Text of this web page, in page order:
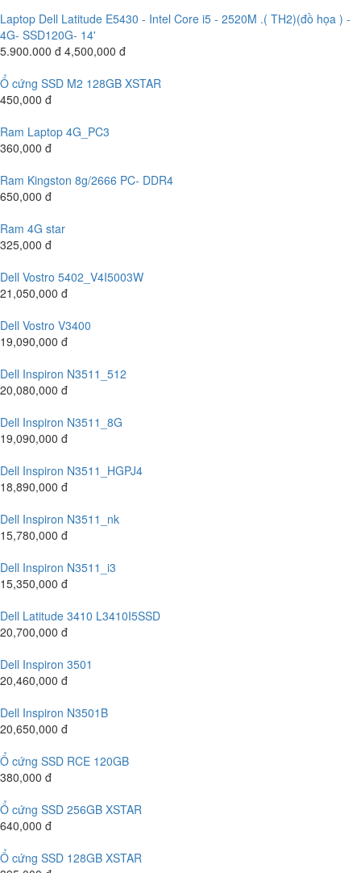
Laptop Dell Latitude E5430 - Intel Core i5 - 2520M .( TH2)(đồ họa ) -
4G- SSD120G- 14'
5.900.000 đ 4,500,000 đ
Ổ cứng SSD M2 128GB XSTAR
450,000 đ
Ram Laptop 4G_PC3
360,000 đ
Ram Kingston 8g/2666 PC- DDR4
650,000 đ
Ram 4G star
325,000 đ
Dell Vostro 5402_V4I5003W
21,050,000 đ
Dell Vostro V3400
19,090,000 đ
Dell Inspiron N3511_512
20,080,000 đ
Dell Inspiron N3511_8G
19,090,000 đ
Dell Inspiron N3511_HGPJ4
18,890,000 đ
Dell Inspiron N3511_nk
15,780,000 đ
Dell Inspiron N3511_i3
15,350,000 đ
Dell Latitude 3410 L3410I5SSD
20,700,000 đ
Dell Inspiron 3501
20,460,000 đ
Dell Inspiron N3501B
20,650,000 đ
Ổ cứng SSD RCE 120GB
380,000 đ
Ổ cứng SSD 256GB XSTAR
640,000 đ
Ổ cứng SSD 128GB XSTAR